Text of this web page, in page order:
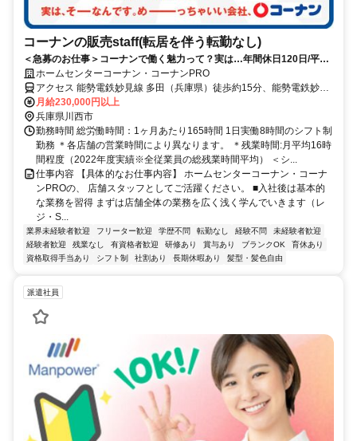
コーナンの販売staff(転居を伴う転勤なし)
＜急募のお仕事＞コーナンで働く魅力って？実は…年間休日120日/平均
残業14時間！
ホームセンターコーナン・コーナンPRO
アクセス 能勢電鉄妙見線 多田（兵庫県）徒歩約15分、能勢電鉄妙見
線 鼓滝徒歩約20分、能勢電鉄妙見線 鴬の森徒歩約24分 【重要】地域
限定職の配属について：ご自身の自宅から片道90分圏内の店舗へ配属
となります。本求人の勤務地への配属は確約できませんのでご了承く
ださい。
月給230,000円以上
兵庫県川西市
勤務時間 総労働時間：1ヶ月あたり165時間 1日実働8時間のシフト制
勤務 ＊各店舗の営業時間により異なります。 ＊残業時間:月平均16時
間程度（2022年度実績※全従業員の総残業時間平均） ＜シ...
仕事内容 【具体的なお仕事内容】 ホームセンターコーナン・コーナ
ンPROの、 店舗スタッフとしてご活躍ください。 ■入社後は基本的
な業務を習得 まずは店舗全体の業務を広く浅く学んでいきます（レ
ジ・S...
業界未経験者歓迎 フリーター歓迎 学歴不問 転勤なし 経験不問
未経験者歓迎
経験者歓迎
残業なし 有資格者歓迎 研修あり 賞与あり ブランクOK
育休あり
資格取得手当あり
シフト制 社割あり 長期休暇あり 髪型・髪色自由
派遣社員